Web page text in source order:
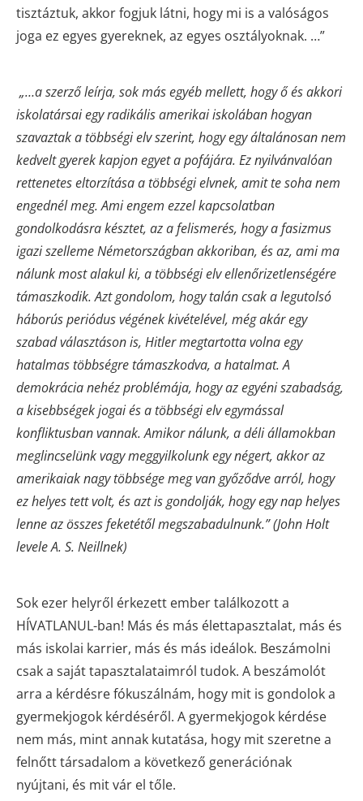
tisztáztuk, akkor fogjuk látni, hogy mi is a valóságos
joga ez egyes gyereknek, az egyes osztályoknak. …”
„…a szerző leírja, sok más egyéb mellett, hogy ő és akkori
iskolatársai egy radikális amerikai iskolában hogyan
szavaztak a többségi elv szerint, hogy egy általánosan nem
kedvelt gyerek kapjon egyet a pofájára. Ez nyilvánvalóan
rettenetes eltorzítása a többségi elvnek, amit te soha nem
engednél meg.Ami engem ezzel kapcsolatban
gondolkodásra késztet, az a felismerés, hogy a fasizmus
igazi szelleme Németországban akkoriban, és az, ami ma
nálunk most alakul ki, a többségi elv ellenőrizetlenségére
támaszkodik. Azt gondolom, hogy talán csak a legutolsó
háborús periódus végének kivételével, még akár egy
szabad választáson is, Hitler megtartotta volna egy
hatalmas többségre támaszkodva, a hatalmat. A
demokrácia nehéz problémája, hogy az egyéni szabadság,
a kisebbségek jogai és a többségi elv egymással
konfliktusban vannak. Amikor nálunk, a déli államokban
meglincselünk vagy meggyilkolunk egy négert, akkor az
amerikaiak nagy többsége meg van győződve arról, hogy
ez helyes tett volt, és azt is gondolják, hogy egy nap helyes
lenne az összes feketétől megszabadulnunk.” (John Holt
levele A. S. Neillnek)
Sok ezer helyről érkezett ember találkozott a
HÍVATLANUL-ban! Más és más élettapasztalat, más és
más iskolai karrier, más és más ideálok. Beszámolni
csak a saját tapasztalataimról tudok. A beszámolót
arra a kérdésre fókuszálnám, hogy mit is gondolok a
gyermekjogok kérdéséről. A gyermekjogok kérdése
nem más, mint annak kutatása, hogy mit szeretne a
felnőtt társadalom a következő generációnak
nyújtani, és mit vár el tőle.